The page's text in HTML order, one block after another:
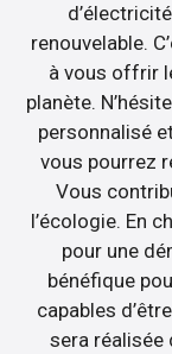
renouvelable.
à vous offrir
planète.
personnalisé
vous pourrez
Vous
l’écologie. En
pour une
bénéfique
capables
sera réalisée